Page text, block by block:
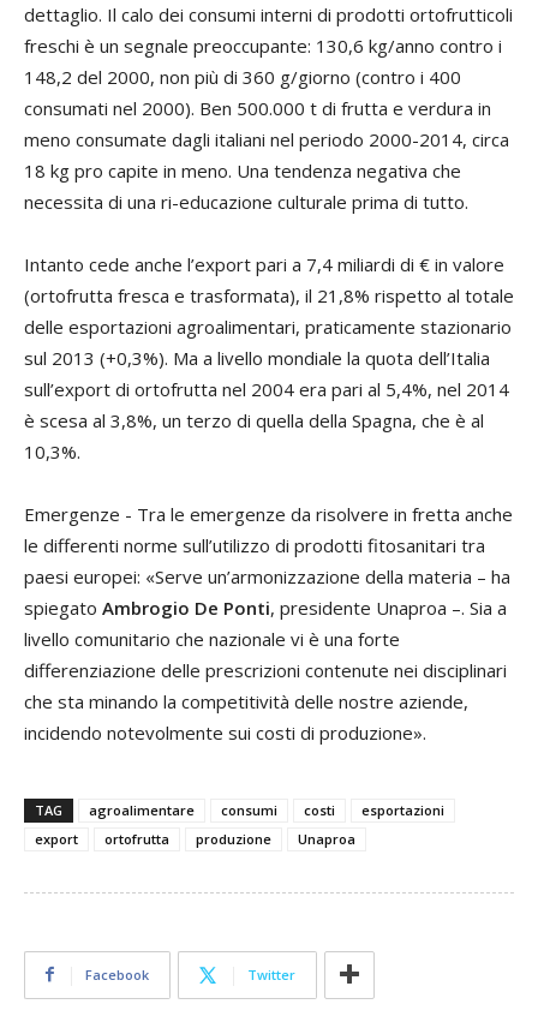
dettaglio. Il calo dei consumi interni di prodotti ortofrutticoli
freschi è un segnale preoccupante: 130,6 kg/anno contro i
148,2 del 2000, non più di 360 g/giorno (contro i 400
consumati nel 2000). Ben 500.000 t di frutta e verdura in
meno consumate dagli italiani nel periodo 2000-2014, circa
18 kg pro capite in meno. Una tendenza negativa che
necessita di una ri-educazione culturale prima di tutto.
Intanto cede anche l’export pari a 7,4 miliardi di € in valore
(ortofrutta fresca e trasformata), il 21,8% rispetto al totale
delle esportazioni agroalimentari, praticamente stazionario
sul 2013 (+0,3%). Ma a livello mondiale la quota dell’Italia
sull’export di ortofrutta nel 2004 era pari al 5,4%, nel 2014
è scesa al 3,8%, un terzo di quella della Spagna, che è al
10,3%.
Emergenze - Tra le emergenze da risolvere in fretta anche
le differenti norme sull’utilizzo di prodotti fitosanitari tra
paesi europei: «Serve un’armonizzazione della materia – ha
spiegato Ambrogio De Ponti, presidente Unaproa –. Sia a
livello comunitario che nazionale vi è una forte
differenziazione delle prescrizioni contenute nei disciplinari
che sta minando la competitività delle nostre aziende,
incidendo notevolmente sui costi di produzione».
TAG agroalimentare consumi costi
esportazioni
export
ortofrutta produzione Unaproa
Facebook Twitter